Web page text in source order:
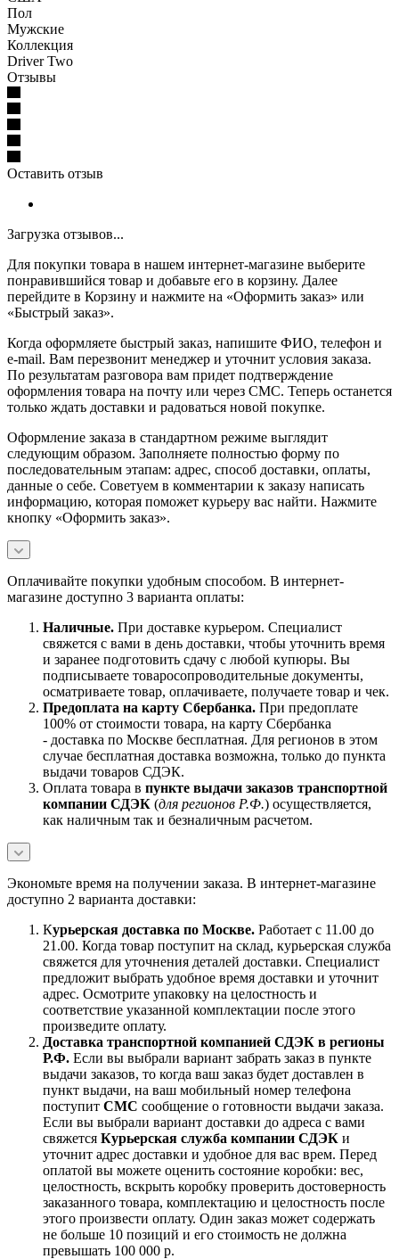
Пол
Мужские
Коллекция
Driver Two
Отзывы
Оставить отзыв
Загрузка отзывов...
Для покупки товара в нашем интернет-магазине выберите
понравившийся товар и добавьте его в корзину. Далее
перейдите в Корзину и нажмите на «Оформить заказ» или
«Быстрый заказ».
Когда оформляете быстрый заказ, напишите ФИО, телефон и
e-mail. Вам перезвонит менеджер и уточнит условия заказа.
По результатам разговора вам придет подтверждение
оформления товара на почту или через СМС. Теперь останется
только ждать доставки и радоваться новой покупке.
Оформление заказа в стандартном режиме выглядит
следующим образом. Заполняете полностью форму по
последовательным этапам: адрес, способ доставки, оплаты,
данные о себе. Советуем в комментарии к заказу написать
информацию, которая поможет курьеру вас найти. Нажмите
кнопку «Оформить заказ».
Оплачивайте покупки удобным способом. В интернет-
магазине доступно 3 варианта оплаты:
Наличные. При доставке курьером. Специалист
свяжется с вами в день доставки, чтобы уточнить время
и заранее подготовить сдачу с любой купюры. Вы
подписываете товаросопроводительные документы,
осматриваете товар, оплачиваете, получаете товар и чек.
Предоплата на карту Сбербанка. При предоплате
100% от стоимости товара, на карту Сбербанка
- доставка по Москве бесплатная. Для регионов в этом
случае бесплатная доставка возможна, только до пункта
выдачи товаров СДЭК.
Оплата товара в пункте выдачи заказов транспортной
компании СДЭК (для регионов Р.Ф.) осуществляется,
как наличным так и безналичным расчетом.
Экономьте время на получении заказа. В интернет-магазине
доступно 2 варианта доставки:
Курьерская доставка по Москве. Работает с 11.00 до
21.00. Когда товар поступит на склад, курьерская служба
свяжется для уточнения деталей доставки. Специалист
предложит выбрать удобное время доставки и уточнит
адрес. Осмотрите упаковку на целостность и
соответствие указанной комплектации после этого
произведите оплату.
Доставка транспортной компанией СДЭК в регионы
Р.Ф. Если вы выбрали вариант забрать заказ в пункте
выдачи заказов, то когда ваш заказ будет доставлен в
пункт выдачи, на ваш мобильный номер телефона
поступит СМС сообщение о готовности выдачи заказа.
Если вы выбрали вариант доставки до адреса с вами
свяжется Курьерская служба компании СДЭК и
уточнит адрес доставки и удобное для вас врем. Перед
оплатой вы можете оценить состояние коробки: вес,
целостность, вскрыть коробку проверить достоверность
заказанного товара, комплектацию и целостность после
этого произвести оплату. Один заказ может содержать
не больше 10 позиций и его стоимость не должна
превышать 100 000 р.